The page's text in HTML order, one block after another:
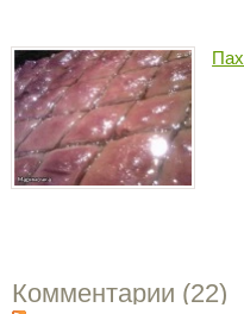
Комментарии (22)